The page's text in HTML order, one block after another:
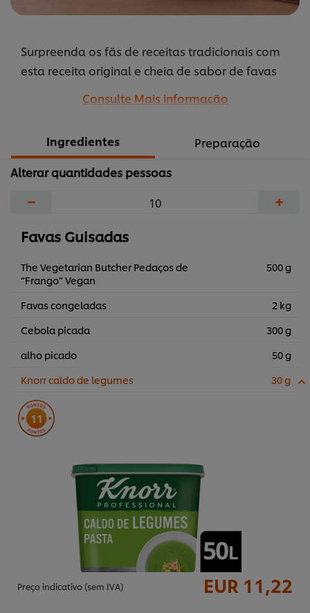
Surpreenda os fãs de receitas tradicionais com
esta receita original e cheia de sabor de favas
frango vegan.
Consulte Mais informação
Ingredientes
Preparação
Alterar quantidades pessoas
− +
Favas Guisadas
The Vegetarian Butcher Pedaços de
“Frango” Vegan
500 g
Favas congeladas
2 kg
Cebola picada
300 g
alho picado
50 g
Knorr caldo de legumes
30 g
11
Preço indicativo (sem IVA) EUR 11,22